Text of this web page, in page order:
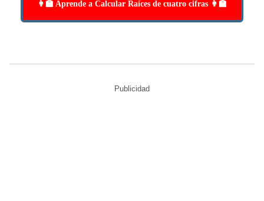
👩‍🏫 Aprende a Calcular Raíces de cuatro cifras 👩‍🏫
Publicidad